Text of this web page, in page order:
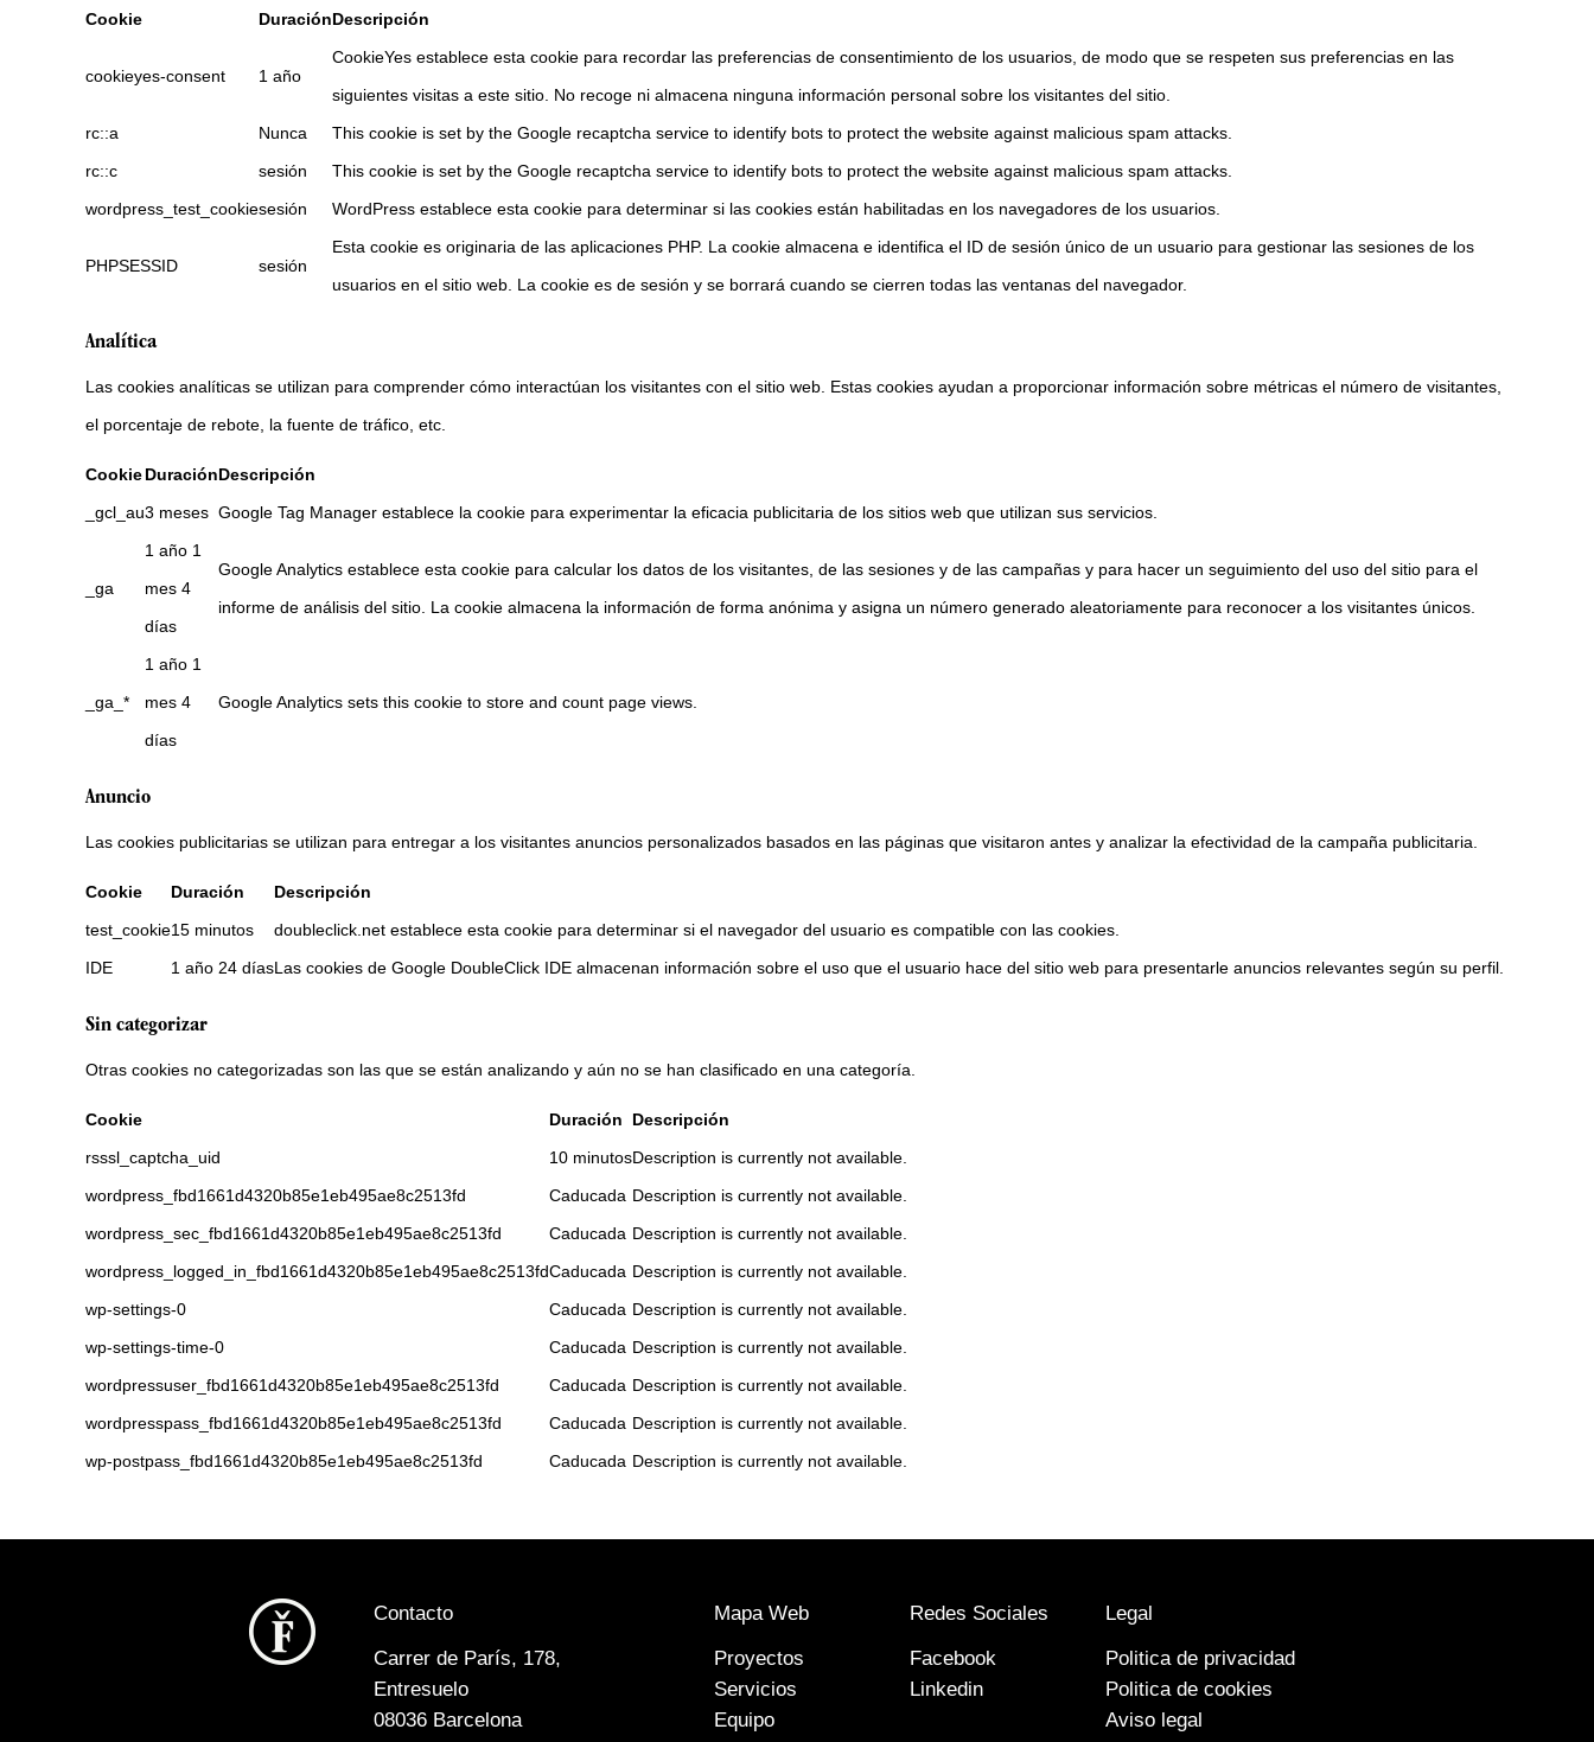
Cookie DuraciónDescripción
cookieyes-consent 1 año
CookieYes establece esta cookie para recordar las preferencias de consentimiento de los usuarios, de modo que se respeten sus preferencias en las
siguientes visitas a este sitio. No recoge ni almacena ninguna información personal sobre los visitantes del sitio.
rc::a
Nunca
This cookie is set by the Google recaptcha service to identify bots to protect the website against malicious spam attacks.
rc::c
sesión
This cookie is set by the Google recaptcha service to identify bots to protect the website against malicious spam attacks.
wordpress_test_cookiesesión WordPress establece esta cookie para determinar si las cookies están habilitadas en los navegadores de los usuarios.
PHPSESSID sesión
Esta cookie es originaria de las aplicaciones PHP. La cookie almacena e identifica el ID de sesión único de un usuario para gestionar las sesiones de los
usuarios en el sitio web. La cookie es de sesión y se borrará cuando se cierren todas las ventanas del navegador.
Analítica
Las cookies analíticas se utilizan para comprender cómo interactúan los visitantes con el sitio web. Estas cookies ayudan a proporcionar información sobre métricas el número de visitantes,
el porcentaje de rebote, la fuente de tráfico, etc.
CookieDuraciónDescripción
_gcl_au3 meses Google Tag Manager establece la cookie para experimentar la eficacia publicitaria de los sitios web que utilizan sus servicios.
_ga
1 año 1
mes 4
días
Google Analytics establece esta cookie para calcular los datos de los visitantes, de las sesiones y de las campañas y para hacer un seguimiento del uso del sitio para el
informe de análisis del sitio. La cookie almacena la información de forma anónima y asigna un número generado aleatoriamente para reconocer a los visitantes únicos.
_ga_*
1 año 1
mes 4
días
Google Analytics sets this cookie to store and count page views.
Anuncio
Las cookies publicitarias se utilizan para entregar a los visitantes anuncios personalizados basados ​​en las páginas que visitaron antes y analizar la efectividad de la campaña publicitaria.
Cookie Duración
Descripción
test_cookie15 minutos
doubleclick.net establece esta cookie para determinar si el navegador del usuario es compatible con las cookies.
IDE
1 año 24 díasLas cookies de Google DoubleClick IDE almacenan información sobre el uso que el usuario hace del sitio web para presentarle anuncios relevantes según su perfil.
Sin categorizar
Otras cookies no categorizadas son las que se están analizando y aún no se han clasificado en una categoría.
Cookie Duración
Descripción
rsssl_captcha_uid
10 minutosDescription is currently not available.
wordpress_fbd1661d4320b85e1eb495ae8c2513fd
Caducada Description is currently not available.
wordpress_sec_fbd1661d4320b85e1eb495ae8c2513fd
Caducada Description is currently not available.
wordpress_logged_in_fbd1661d4320b85e1eb495ae8c2513fdCaducada Description is currently not available.
wp-settings-0
Caducada Description is currently not available.
wp-settings-time-0
Caducada Description is currently not available.
wordpressuser_fbd1661d4320b85e1eb495ae8c2513fd
Caducada Description is currently not available.
wordpresspass_fbd1661d4320b85e1eb495ae8c2513fd
Caducada Description is currently not available.
wp-postpass_fbd1661d4320b85e1eb495ae8c2513fd
Caducada Description is currently not available.
Contacto
Carrer de París, 178,
Entresuelo
08036 Barcelona
Mapa Web
Proyectos
Servicios
Equipo
Redes Sociales
Facebook
Linkedin
Legal
Politica de privacidad
Politica de cookies
Aviso legal